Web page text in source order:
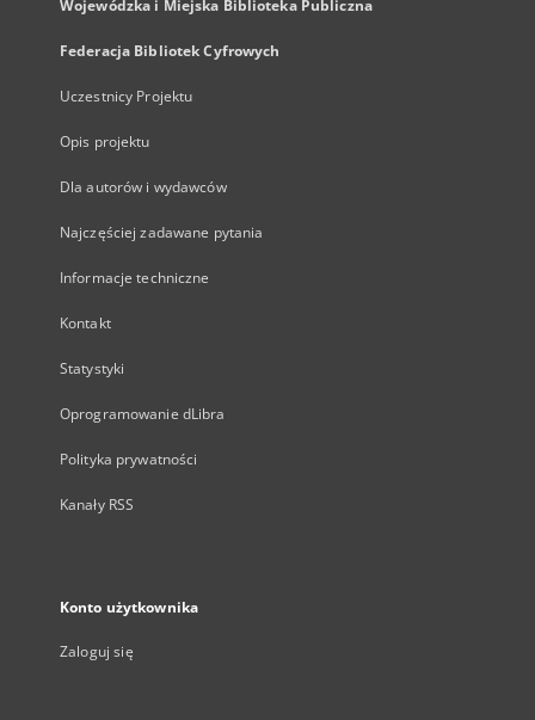
Wojewódzka i Miejska Biblioteka Publiczna
Federacja Bibliotek Cyfrowych
Uczestnicy Projektu
Opis projektu
Dla autorów i wydawców
Najczęściej zadawane pytania
Informacje techniczne
Kontakt
Statystyki
Oprogramowanie dLibra
Polityka prywatności
Kanały RSS
Konto użytkownika
Zaloguj się